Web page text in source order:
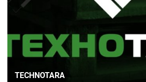
TECHNOTARA